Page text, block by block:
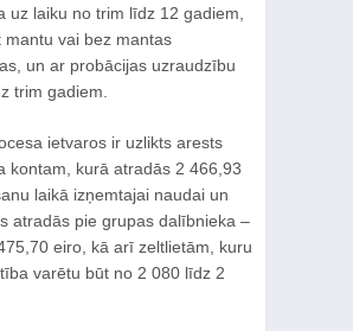
uz laiku no trim līdz 12 gadiem,
mantu vai bez mantas
un ar probācijas uzraudzību
trim gadiem.
ietvaros ir uzlikts arests
kontam, kurā atradās 2 466,93
laikā izņemtajai naudai un
atradās pie grupas dalībnieka –
eiro, kā arī zeltlietām, kuru
varētu būt no 2 080 līdz 2